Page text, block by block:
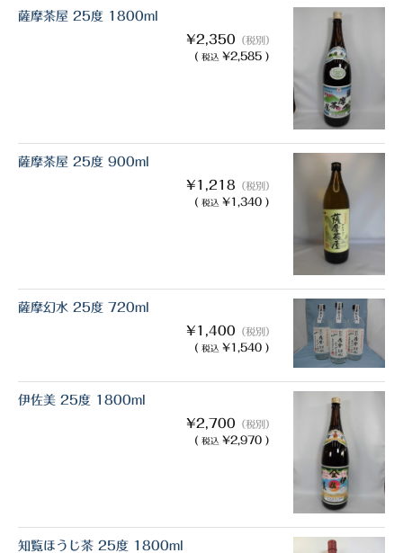
薩摩茶屋 25度 1800ml
¥2,350 （税別）
( 税込 ¥2,585 )
薩摩茶屋 25度 900ml
¥1,218 （税別）
( 税込 ¥1,340 )
薩摩幻水 25度 720ml
¥1,400 （税別）
( 税込 ¥1,540 )
伊佐美 25度 1800ml
¥2,700 （税別）
( 税込 ¥2,970 )
知覧ほうじ茶 25度 1800ml